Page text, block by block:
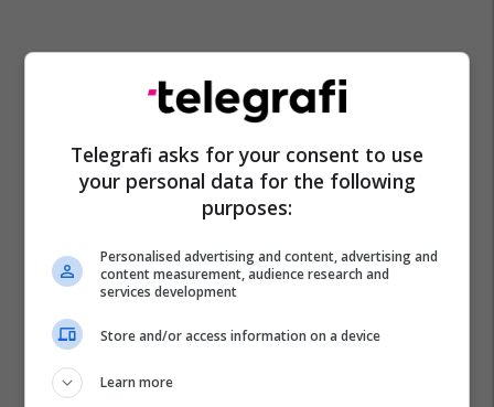
Telegrafi asks for your consent to use
your personal data for the following
purposes:
Personalised advertising and content, advertising and
content measurement, audience research and
services development
Store and/or access information on a device
Learn more